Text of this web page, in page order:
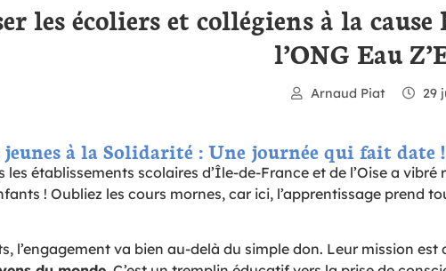
les écoliers et collégiens à la
l’ONG Eau
Arnaud Piat 29
à la Solidarité : Une journée qui fait date !
les établissements scolaires d’Île-de-France et de l’Oise a
! Oubliez les cours mornes, car ici, l’apprentissage prend
l’engagement va bien au-delà du simple don. Leur mission